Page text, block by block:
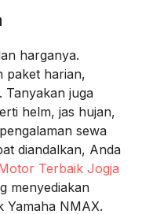
harganya.
paket harian,
Tanyakan juga
helm, jas hujan,
sewa
diandalkan, Anda
Terbaik Jogja
menyediakan
Yamaha NMAX.